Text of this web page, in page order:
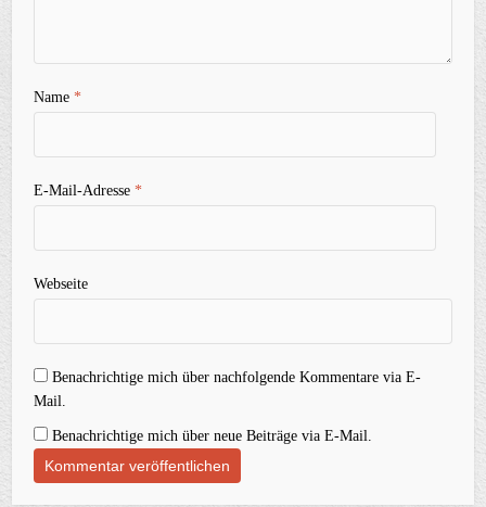
Name*
E-Mail-Adresse*
Webseite
Benachrichtige mich über nachfolgende Kommentare via E-
Mail.
Benachrichtige mich über neue Beiträge via E-Mail.